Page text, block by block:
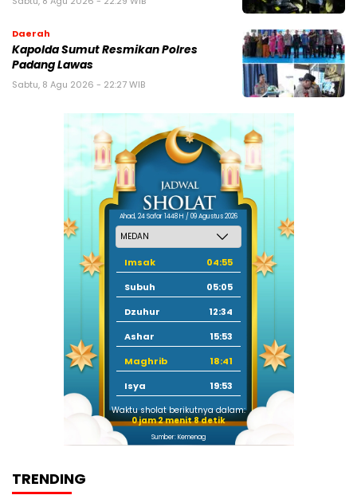
Daerah
Kapolda Sumut Resmikan Polres
Padang Lawas
Sabtu, 8 Agu 2026 - 22:27 WIB
Ahad, 24 Safar 1448 H / 09 Agustus 2026
Imsak
04:55
Subuh
05:05
Dzuhur
12:34
Ashar
15:53
Maghrib
18:41
Isya
19:53
Waktu sholat berikutnya dalam:
0 jam 2 menit 7 detik
Sumber: Kemenag
TRENDING